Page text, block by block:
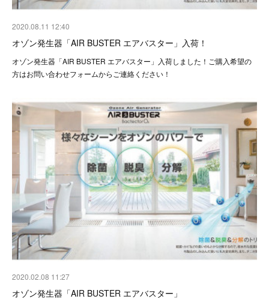
2020.08.11 12:40
オゾン発生器「AIR BUSTER エアバスター」入荷！
オゾン発生器「AIR BUSTER エアバスター」入荷しました！ご購入希望の
方はお問い合わせフォームからご連絡ください！
2020.02.08 11:27
オゾン発生器「AIR BUSTER エアバスター」